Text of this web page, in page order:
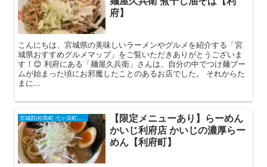
府】
こんにちは、宮城県の美味しいラーメンやグルメを紹介する「宮
城県おすすめグルメマップ」をご覧いただきありがとうございま
す！😊 利府にある「麺屋久兵衛」さんは、自分の中でつけ麺ブー
ムが始まった頃にお邪魔したことのあるお店でした。 それからた
まに...
宮城郡(松島町,七ヶ浜町,利府町)
【限定メニューあり】らーめん
かいじ利府店 かいじの濃厚らー
めん【利府町】